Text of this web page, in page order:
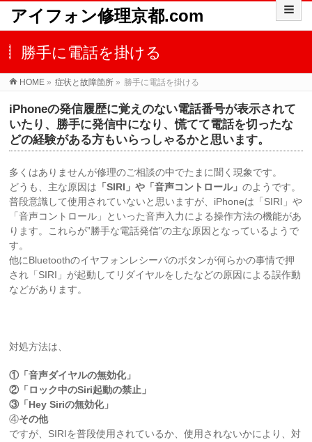
アイフォン修理京都.com
勝手に電話を掛ける
HOME » 症状と故障箇所 » 勝手に電話を掛ける
iPhoneの発信履歴に覚えのない電話番号が表示されて
いたり、勝手に発信中になり、慌てて電話を切ったな
どの経験がある方もいらっしゃるかと思います。
多くはありませんが修理のご相談の中でたまに聞く現象です。
どうも、主な原因は 「SIRI」や「音声コントロール」のようです。
普段意識して使用されていないと思いますが、iPhoneは「SIRI」や
「音声コントロール」といった音声入力による操作方法の機能があ
ります。これらが”勝手な電話発信”の主な原因となっているようで
す。
他にBluetoothのイヤフォンレシーバのボタンが何らかの事情で押
され「SIRI」が起動してリダイヤルをしたなどの原因による誤作動
などがあります。
対処方法は、
①「音声ダイヤルの無効化」
②「ロック中のSiri起動の禁止」
③「Hey Siriの無効化」
④その他
ですが、SIRIを普段使用されているか、使用されないかにより、対